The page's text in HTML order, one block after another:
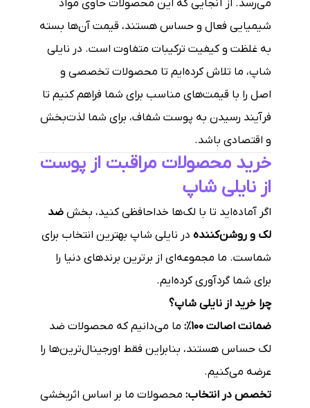
می‌رسد. از آنجایی که این محصولات حاوی مواد
شیمیایی فعال و حساس هستند، قیمت آن‌ها بسته
به غلظت و کیفیت ترکیبات متفاوت است. در نایلی
شاپ، ما تلاش کرده‌ایم تا محصولات تخصصی و
اصل را با قیمت‌های مناسب برای شما فراهم کنیم تا
فرآیند رسیدن به پوست شفاف، برای شما لذت‌بخش
و اقتصادی باشد.
خرید محصولات مراقبت از پوست
از نایلی شاپ
اگر آماده‌اید تا با لک‌ها خداحافظی کنید، بخش ضد
لک و روشن‌کننده در نایلی شاپ بهترین انتخاب برای
شماست. ما مجموعه‌ای از برترین برندهای دنیا را
برای شما گردآوری کرده‌ایم.
چرا خرید از نایلی شاپ؟
ضمانت اصالت ۱۰۰٪:
ما می‌دانیم که محصولات ضد
لک حساس هستند، بنابراین فقط اورجینال‌ترین‌ها را
عرضه می‌کنیم.
تخصص در انتخاب: محصولات ما بر اساس اثربخشی